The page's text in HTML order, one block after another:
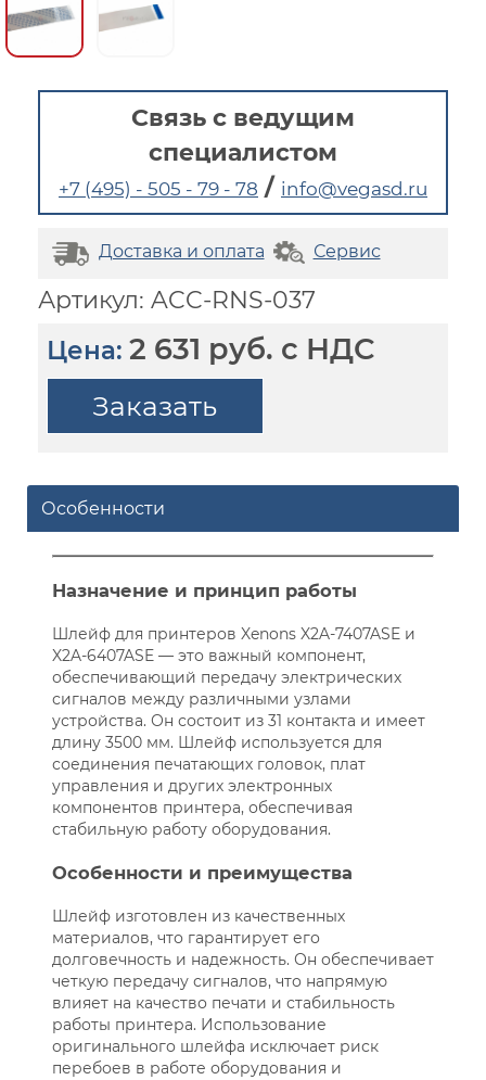
Связь с ведущим
специалистом
+7 (495) - 505 - 79 - 78 / info@vegasd.ru
Доставка и оплата Сервис
Артикул: ACC-RNS-037
Цена: 2 631 руб. с НДС
Заказать
Особенности
Назначение и принцип работы
Шлейф для принтеров Xenons X2A-7407ASE и
X2A-6407ASE — это важный компонент,
обеспечивающий передачу электрических
сигналов между различными узлами
устройства. Он состоит из 31 контакта и имеет
длину 3500 мм. Шлейф используется для
соединения печатающих головок, плат
управления и других электронных
компонентов принтера, обеспечивая
стабильную работу оборудования.
Особенности и преимущества
Шлейф изготовлен из качественных
материалов, что гарантирует его
долговечность и надежность. Он обеспечивает
четкую передачу сигналов, что напрямую
влияет на качество печати и стабильность
работы принтера. Использование
оригинального шлейфа исключает риск
перебоев в работе оборудования и